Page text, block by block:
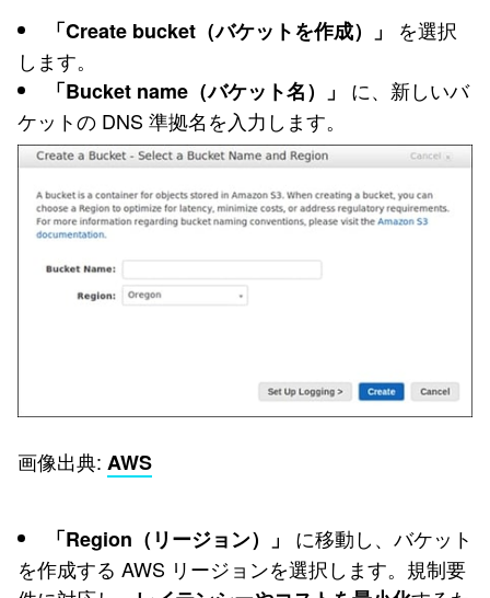
「Create bucket（バケットを作成）」
を選択
します。
「Bucket name（バケット名）」
に、新しいバ
ケットの DNS 準拠名を入力します。
画像出典: AWS
「Region（リージョン）」
に移動し、バケット
を作成する AWS リージョンを選択します。規制要